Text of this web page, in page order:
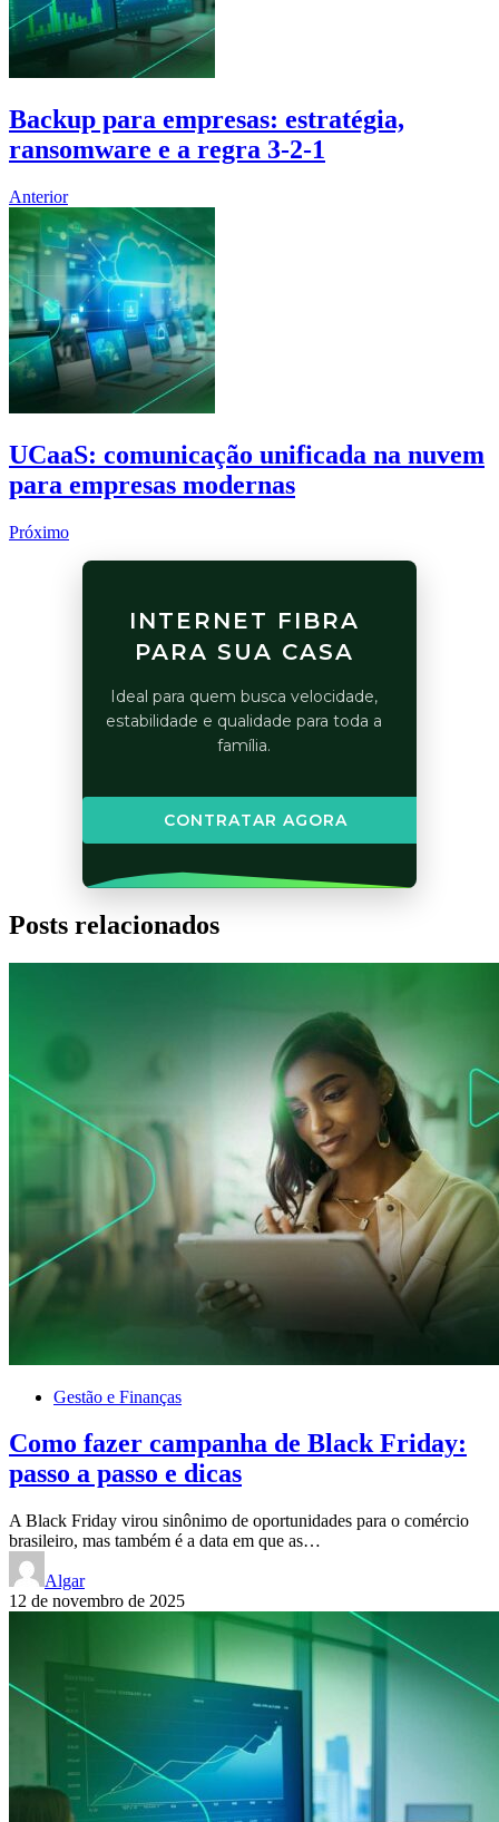
Backup para empresas: estratégia,
ransomware e a regra 3-2-1
Anterior
UCaaS: comunicação unificada na nuvem
para empresas modernas
Próximo
INTERNET FIBRA
PARA SUA CASA
Ideal para quem busca velocidade,
estabilidade e qualidade para toda a
família.
CONTRATAR AGORA
Posts relacionados
Gestão e Finanças
Como fazer campanha de Black Friday:
passo a passo e dicas
A Black Friday virou sinônimo de oportunidades para o comércio
brasileiro, mas também é a data em que as…
Algar
12 de novembro de 2025